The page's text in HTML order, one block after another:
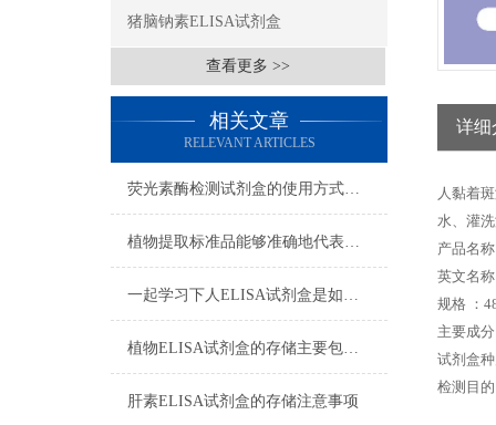
猪脑钠素ELISA试剂盒
查看更多 >>
相关文章
RELEVANT ARTICLES
荧光素酶检测试剂盒的使用方式可别说不知道
植物提取标准品能够准确地代表植物中的某种特定成分
一起学习下人ELISA试剂盒是如何储存的
植物ELISA试剂盒的存储主要包括以下几个方面
肝素ELISA试剂盒的存储注意事项
详细
人黏着
水、灌
产品名
英文名
规格 ：
主要成
试剂盒
检测目